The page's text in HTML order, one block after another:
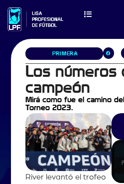
PRIMERA
Los números
campeón
Mirá como fue el camino
Torneo 2023.
River levantó el trofeo